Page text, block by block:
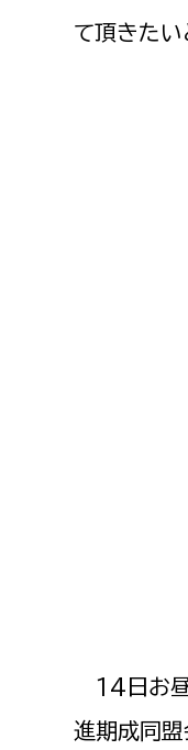
て頂きたい
14日お昼
進期成同盟